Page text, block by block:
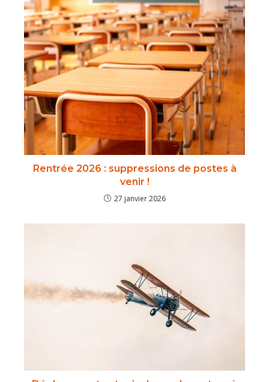
Rentrée 2026 : suppressions de postes à
venir !
27 janvier 2026